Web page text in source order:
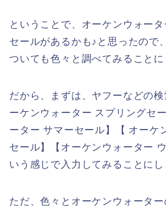
ということで、オーケンウォータ
セールがあるかも♪と思ったので
ついても色々と調べてみることに
だから、まずは、ヤフーなどの
ーケンウォーター スプリングセ
ーター サマーセール】【 オーケ
セール】【オーケンウォーター
いう感じで入力してみることにし
ただ、色々とオーケンウォータ